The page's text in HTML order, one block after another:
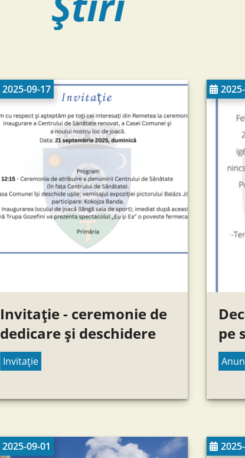
2025-09-17
Invitație - ceremonie de
dedicare și deschidere
Invitație
pe
2025-09-01